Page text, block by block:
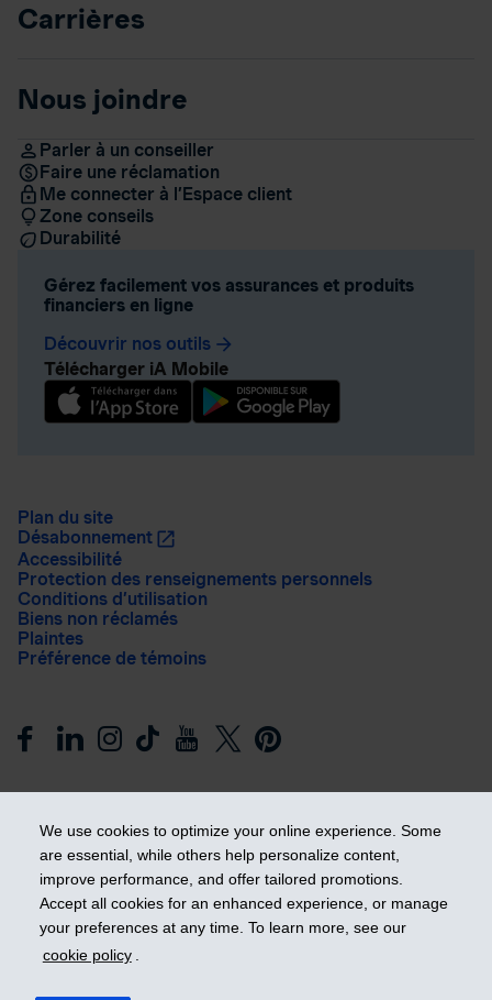
We use cookies to optimize your online experience. Some
are essential, while others help personalize content,
improve performance, and offer tailored promotions.
Accept all cookies for an enhanced experience, or manage
your preferences at any time. To learn more, see our
cookie policy .
Carrières
Nous joindre
Parler à un conseiller
Faire une réclamation
Me connecter à l’Espace client
Zone conseils
Durabilité
Gérez facilement vos assurances et produits
financiers en ligne
Découvrir nos outils arrow_forward
Télécharger iA Mobile
Plan du site
Désabonnement
Accessibilité
Protection des renseignements personnels
Conditions d’utilisation
Biens non réclamés
Plaintes
Préférence de témoins
Prendre les devants